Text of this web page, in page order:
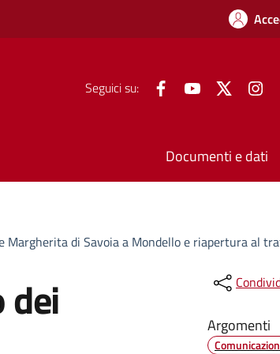
Seguici su: FacebookYouTube Twitter
Documenti e dati
di Savoia a Mondello e riapertura al
Argomenti